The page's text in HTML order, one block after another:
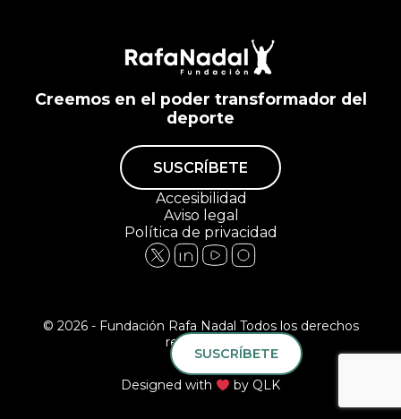
Creemos en el poder transformador del
deporte
SUSCRÍBETE
Accesibilidad
Aviso legal
Política de privacidad
© 2026 - Fundación Rafa Nadal Todos los derechos
reservados.
Designed with by QLK
SUSCRÍBETE